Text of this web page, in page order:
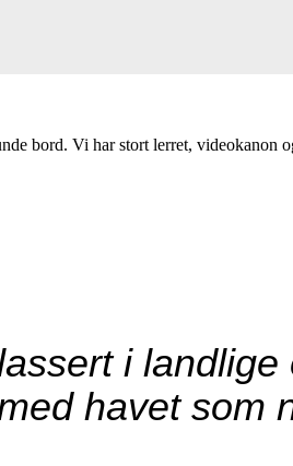
bord. Vi har stort lerret, videokanon
i
havet som